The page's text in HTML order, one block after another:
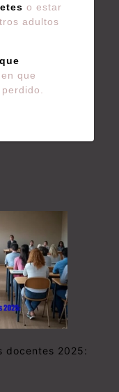
o estar
adultos
que
docentes 2025: